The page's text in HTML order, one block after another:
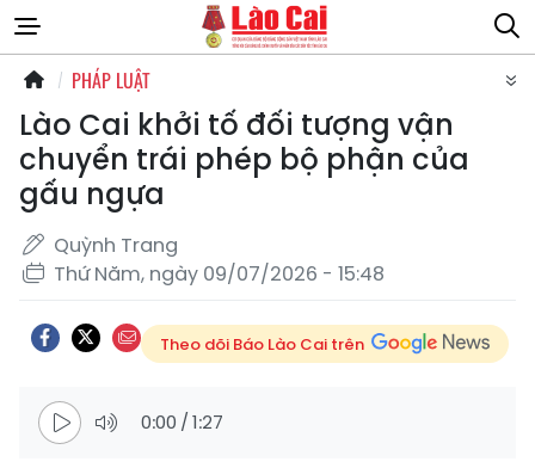
PHÁP LUẬT
Lào Cai khởi tố đối tượng vận
chuyển trái phép bộ phận của
gấu ngựa
Quỳnh Trang
Thứ Năm, ngày 09/07/2026 - 15:48
Theo dõi Báo Lào Cai trên
0:00 /1:27